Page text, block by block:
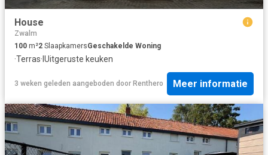
House
Zwalm
100 m²2 SlaapkamersGeschakelde Woning
·Terras· IUitgeruste keuken
3 weken geleden aangeboden door Renthero Meer informatie